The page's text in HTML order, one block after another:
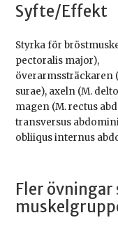
Syfte/Effekt
Styrka för
pectoralis major),
överarmssträckaren
surae), axeln (M.
magen (M. rectus
transversus
obliiqus internus
Fler övningar